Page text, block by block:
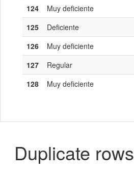
124
Muy deficiente
125
Deficiente
126
Muy deficiente
127
Regular
128
Muy deficiente
Duplicate rows